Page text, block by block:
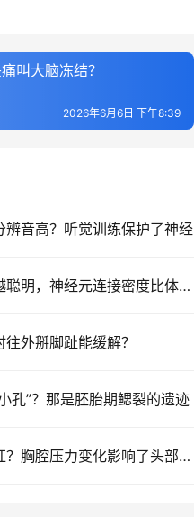
叫大脑冻结？
2026年6月6日 下午8:39
辨音高？听觉训练保护了神经
为什么大脑越大不一定越聪明，神经元连接密度比体积更关键
外掰脚趾能缓解？
孔”？那是胚胎期鳃裂的遗迹
为什么有人打嗝会脸发红？胸腔压力变化影响了头部静脉回流